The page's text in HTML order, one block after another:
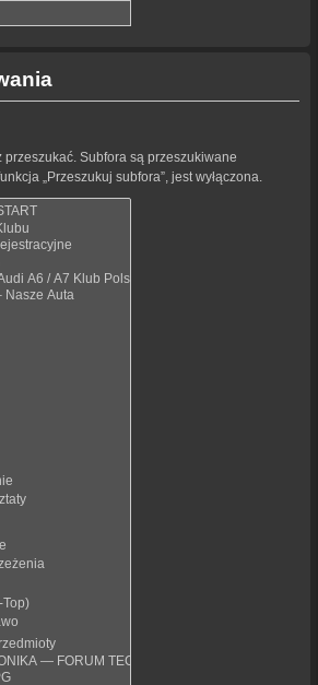
przeszukać. Subfora są przeszukiwane
„Przeszukuj subfora”, jest wyłączona.